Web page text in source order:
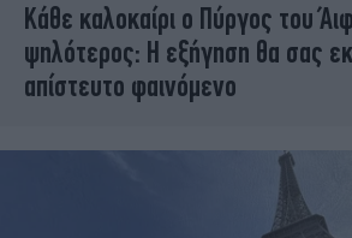
Κάθε καλοκαίρι ο Πύργος του
ψηλότερος: Η εξήγηση θα σας
απίστευτο φαινόμενο